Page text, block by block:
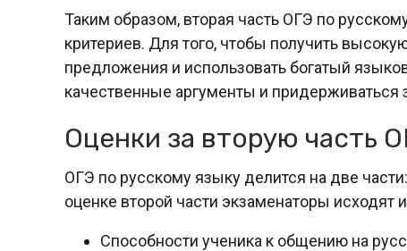
Таким образом, вторая часть ОГЭ по
критериев. Для того, чтобы получить
предложения и использовать богатый
качественные аргументы и придерживаться
Оценки за вторую часть
ОГЭ по русскому языку делится на две
оценке второй части экзаменаторы исходят
Способности ученика к общению на